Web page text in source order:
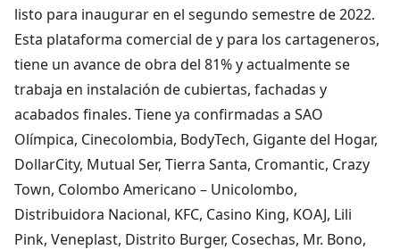
listo para inaugurar en el segundo semestre de 2022.
Esta plataforma comercial de y para los cartageneros,
tiene un avance de obra del 81% y actualmente se
trabaja en instalación de cubiertas, fachadas y
acabados finales. Tiene ya confirmadas a SAO
Olímpica, Cinecolombia, BodyTech, Gigante del Hogar,
DollarCity, Mutual Ser, Tierra Santa, Cromantic, Crazy
Town, Colombo Americano – Unicolombo,
Distribuidora Nacional, KFC, Casino King, KOAJ, Lili
Pink, Veneplast, Distrito Burger, Cosechas, Mr. Bono,